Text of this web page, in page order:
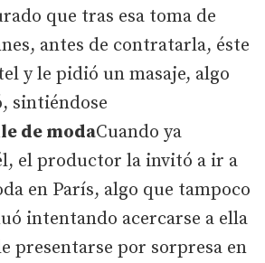
que tras esa toma de
antes de contratarla, éste
y le pidió un masaje, algo
sintiéndose
de modaCuando ya
el productor la invitó a ir a
en París, algo que tampoco
intentando acercarse a ella
presentarse por sorpresa en